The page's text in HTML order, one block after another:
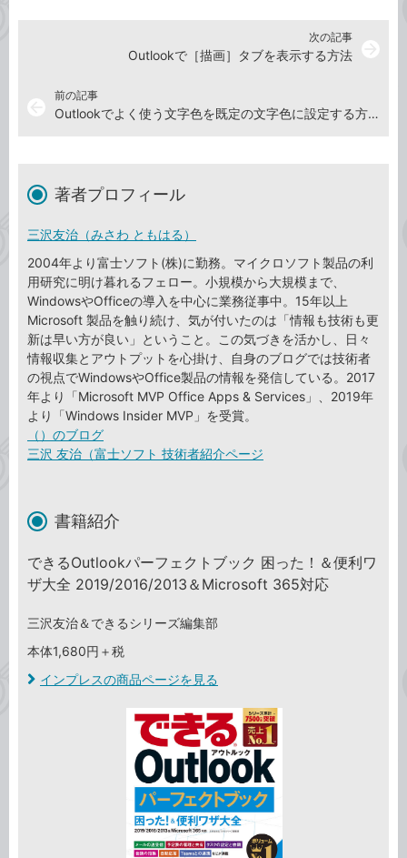
前の記事
Outlookでよく使う文字色を既定の文字色に設定する方法
次の記事
Outlookで［描画］タブを表示する方法
著者プロフィール
三沢友治（みさわ ともはる）
2004年より富士ソフト(株)に勤務。マイクロソフト製品の利
用研究に明け暮れるフェロー。小規模から大規模まで、
WindowsやOfficeの導入を中心に業務従事中。15年以上
Microsoft 製品を触り続け、気が付いたのは「情報も技術も更
新は早い方が良い」ということ。この気づきを活かし、日々
情報収集とアウトプットを心掛け、自身のブログでは技術者
の視点でWindowsやOffice製品の情報を発信している。2017
年より「Microsoft MVP Office Apps & Services」、2019年
より「Windows Insider MVP」を受賞。
（）のブログ
三沢 友治（富士ソフト 技術者紹介ページ
書籍紹介
できるOutlookパーフェクトブック 困った！＆便利ワ
ザ大全 2019/2016/2013＆Microsoft 365対応
三沢友治＆できるシリーズ編集部
本体1,680円＋税
インプレスの商品ページを見る